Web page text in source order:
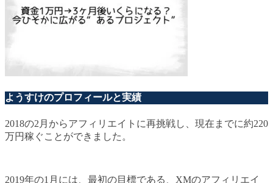
ようすけのプロフィールと実績
2018の2月からアフィリエイトに再挑戦し、現在までに約220
万円稼ぐことができました。
2019年の1月には、最初の目標である、XMのアフィリエイ